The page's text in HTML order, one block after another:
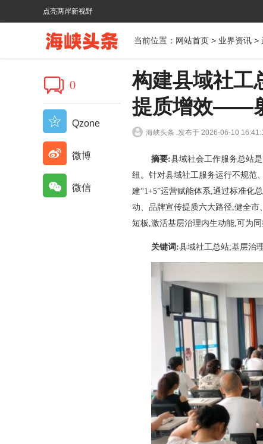
点亮两岸新视野
当前位置： 网站首页 > 业界资讯 >
构建县域社工
提质增效——
海峡头条 .发布于 2026-06-10
摘要:县域社会工作服务总站
纽。针对县域社工服务运行不规范
建“1+5”运营赋能体系,通过标准化
动、品牌宣传提质六大路径,健全
短板,激活基层治理内生动能,可为
关键词:县域社工总站;基层治
0
Qzone
微博
微信